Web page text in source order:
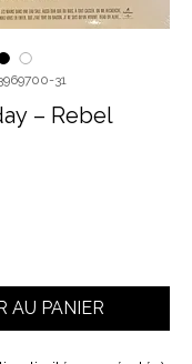
31
– Rebel
AU PANIER